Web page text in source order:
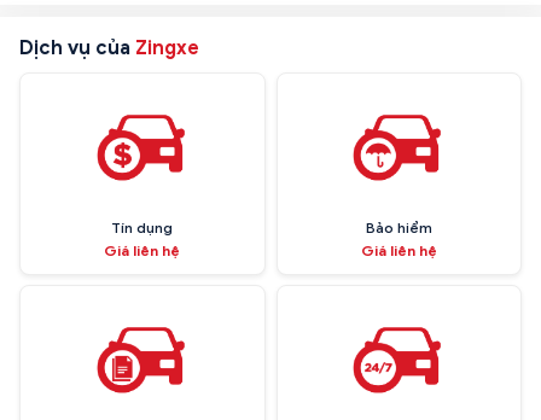
Dịch vụ của Zingxe
Tín dụng
Giá liên hệ
Bảo hiểm
Giá liên hệ